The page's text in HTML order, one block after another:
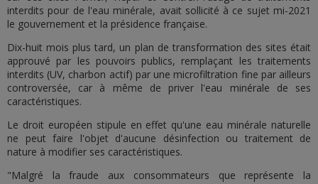
interdits pour de l'eau minérale, avait sollicité à ce sujet mi-2021
le gouvernement et la présidence française.
Dix-huit mois plus tard, un plan de transformation des sites était
approuvé par les pouvoirs publics, remplaçant les traitements
interdits (UV, charbon actif) par une microfiltration fine par ailleurs
controversée, car à même de priver l'eau minérale de ses
caractéristiques.
Le droit européen stipule en effet qu'une eau minérale naturelle
ne peut faire l'objet d'aucune désinfection ou traitement de
nature à modifier ses caractéristiques.
"Malgré la fraude aux consommateurs que représente la